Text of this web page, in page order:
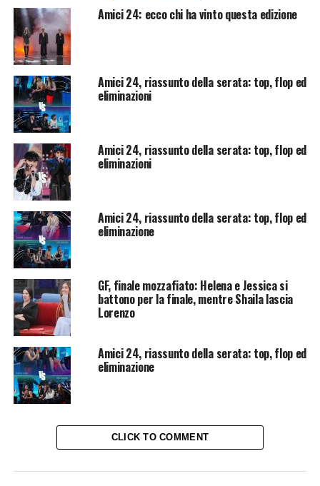
Amici 24: ecco chi ha vinto questa edizione
Amici 24, riassunto della serata: top, flop ed
eliminazioni
Amici 24, riassunto della serata: top, flop ed
eliminazioni
Amici 24, riassunto della serata: top, flop ed
eliminazione
GF, finale mozzafiato: Helena e Jessica si
battono per la finale, mentre Shaila lascia
Lorenzo
Amici 24, riassunto della serata: top, flop ed
eliminazione
CLICK TO COMMENT